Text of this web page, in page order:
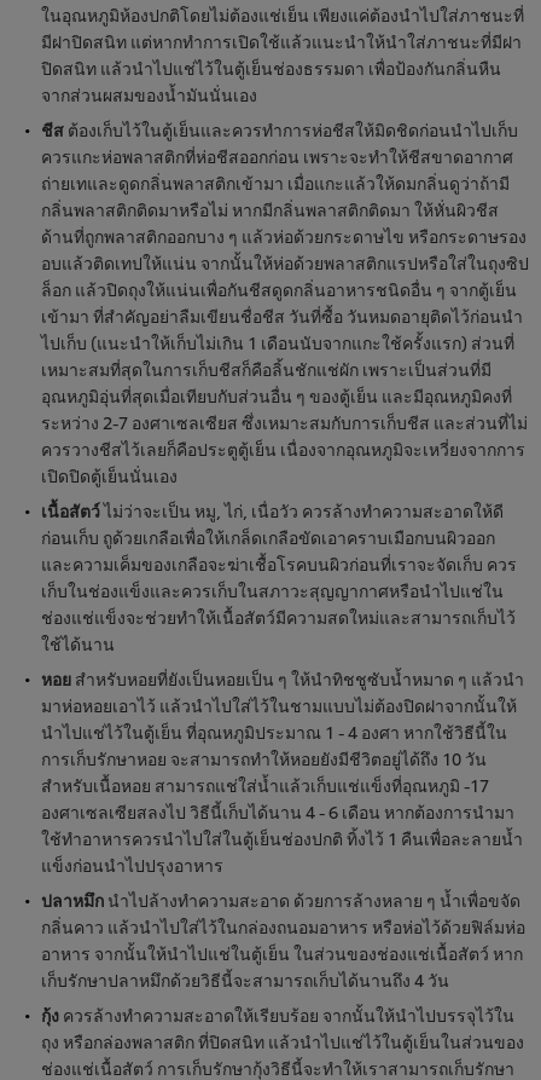
ในอุณหภูมิห้องปกติโดยไม่ต้องแช่เย็น เพียงแค่ต้องนำไปใส่ภาชนะที่
มีฝาปิดสนิท แต่หากทำการเปิดใช้แล้วแนะนำให้นำใส่ภาชนะที่มีฝา
ปิดสนิท แล้วนำไปแช่ไว้ในตู้เย็นช่องธรรมดา เพื่อป้องกันกลิ่นหืน
จากส่วนผสมของน้ำมันนั่นเอง
ชีส ต้องเก็บไว้ในตู้เย็นและควรทำการห่อชีสให้มิดชิดก่อนนำไปเก็บ
ควรแกะห่อพลาสติกที่ห่อชีสออกก่อน เพราะจะทำให้ชีสขาดอากาศ
ถ่ายเทและดูดกลิ่นพลาสติกเข้ามา เมื่อแกะแล้วให้ดมกลิ่นดูว่าถ้ามี
กลิ่นพลาสติกติดมาหรือไม่ หากมีกลิ่นพลาสติกติดมา ให้หั่นผิวชีส
ด้านที่ถูกพลาสติกออกบาง ๆ แล้วห่อด้วยกระดาษไข หรือกระดาษรอง
อบแล้วติดเทปให้แน่น จากนั้นให้ห่อด้วยพลาสติกแรปหรือใส่ในถุงซิป
ล็อก แล้วปิดถุงให้แน่นเพื่อกันชีสดูดกลิ่นอาหารชนิดอื่น ๆ จากตู้เย็น
เข้ามา ที่สำคัญอย่าลืมเขียนชื่อชีส วันที่ซื้อ วันหมดอายุติดไว้ก่อนนำ
ไปเก็บ (แนะนำให้เก็บไม่เกิน 1 เดือนนับจากแกะใช้ครั้งแรก) ส่วนที่
เหมาะสมที่สุดในการเก็บชีสก็คือลิ้นชักแช่ผัก เพราะเป็นส่วนที่มี
อุณหภูมิอุ่นที่สุดเมื่อเทียบกับส่วนอื่น ๆ ของตู้เย็น และมีอุณหภูมิคงที่
ระหว่าง 2-7 องศาเซลเซียส ซึ่งเหมาะสมกับการเก็บชีส และส่วนที่ไม่
ควรวางชีสไว้เลยก็คือประตูตู้เย็น เนื่องจากอุณหภูมิจะเหวี่ยงจากการ
เปิดปิดตู้เย็นนั่นเอง
เนื้อสัตว์ไม่ว่าจะเป็น หมู, ไก่, เนื่อวัว ควรล้างทำความสะอาดให้ดี
ก่อนเก็บ ถูด้วยเกลือเพื่อให้เกล็ดเกลือขัดเอาคราบเมือกบนผิวออก
และความเค็มของเกลือจะฆ่าเชื้อโรคบนผิวก่อนที่เราจะจัดเก็บ ควร
เก็บในช่องแข็งและควรเก็บในสภาวะสุญญากาศหรือนำไปแช่ใน
ช่องแช่แข็งจะช่วยทำให้เนื้อสัตว์มีความสดใหม่และสามารถเก็บไว้
ใช้ได้นาน
หอย สำหรับหอยที่ยังเป็นหอยเป็น ๆ ให้นำทิชชูซับน้ำหมาด ๆ แล้วนำ
มาห่อหอยเอาไว้ แล้วนำไปใส่ไว้ในชามแบบไม่ต้องปิดฝาจากนั้นให้
นำไปแช่ไว้ในตู้เย็น ที่อุณหภูมิประมาณ 1 - 4 องศา หากใช้วิธีนี้ใน
การเก็บรักษาหอย จะสามารถทำให้หอยยังมีชีวิตอยู่ได้ถึง 10 วัน
สำหรับเนื้อหอย สามารถแช่ใส่น้ำแล้วเก็บแช่แข็งที่อุณหภูมิ -17
องศาเซลเซียสลงไป วิธีนี้เก็บได้นาน 4 - 6 เดือน หากต้องการนำมา
ใช้ทำอาหารควรนำไปใส่ในตู้เย็นช่องปกติ ทิ้งไว้ 1 คืนเพื่อละลายน้ำ
แข็งก่อนนำไปปรุงอาหาร
ปลาหมึก นำไปล้างทำความสะอาด ด้วยการล้างหลาย ๆ น้ำเพื่อขจัด
กลิ่นคาว แล้วนำไปใส่ไว้ในกล่องถนอมอาหาร หรือห่อไว้ด้วยฟิล์มห่อ
อาหาร จากนั้นให้นำไปแช่ในตู้เย็น ในส่วนของช่องแช่เนื้อสัตว์ หาก
เก็บรักษาปลาหมึกด้วยวิธีนี้จะสามารถเก็บได้นานถึง 4 วัน
กุ้ง ควรล้างทำความสะอาดให้เรียบร้อย จากนั้นให้นำไปบรรจุไว้ใน
ถุง หรือกล่องพลาสติก ที่ปิดสนิท แล้วนำไปแช่ไว้ในตู้เย็นในส่วนของ
ช่องแช่เนื้อสัตว์ การเก็บรักษากุ้งวิธีนี้จะทำให้เราสามารถเก็บรักษา